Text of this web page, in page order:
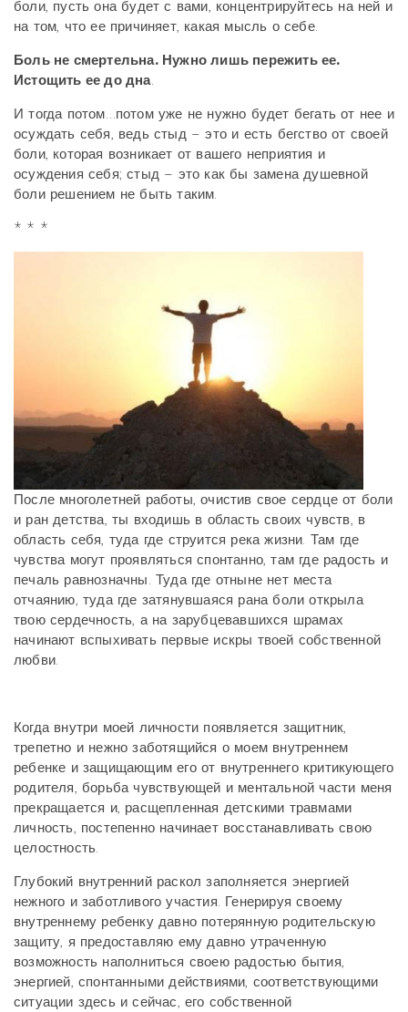
боли, пусть она будет с вами, концентрируйтесь на ней и
на том, что ее причиняет, какая мысль о себе.
Боль не смертельна. Нужно лишь пережить ее.
Истощить ее до дна.
И тогда потом…потом уже не нужно будет бегать от нее и
осуждать себя, ведь стыд – это и есть бегство от своей
боли, которая возникает от вашего неприятия и
осуждения себя; стыд – это как бы замена душевной
боли решением не быть таким.
* * *
После многолетней работы, очистив свое сердце от боли
и ран детства, ты входишь в область своих чувств, в
область себя, туда где струится река жизни. Там где
чувства могут проявляться спонтанно, там где радость и
печаль равнозначны. Туда где отныне нет места
отчаянию, туда где затянувшаяся рана боли открыла
твою сердечность, а на зарубцевавшихся шрамах
начинают вспыхивать первые искры твоей собственной
любви.
Когда внутри моей личности появляется защитник,
трепетно и нежно заботящийся о моем внутреннем
ребенке и защищающим его от внутреннего критикующего
родителя, борьба чувствующей и ментальной части меня
прекращается и, расщепленная детскими травмами
личность, постепенно начинает восстанавливать свою
целостность.
Глубокий внутренний раскол заполняется энергией
нежного и заботливого участия. Генерируя своему
внутреннему ребенку давно потерянную родительскую
защиту, я предоставляю ему давно утраченную
возможность наполниться своею радостью бытия,
энергией, спонтанными действиями, соответствующими
ситуации здесь и сейчас, его собственной